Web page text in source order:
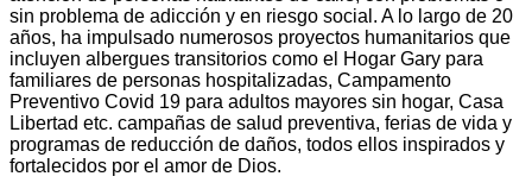
sin problema de adicción y en riesgo social. A lo largo de 20
años, ha impulsado numerosos proyectos humanitarios que
incluyen albergues transitorios como el Hogar Gary para
familiares de personas hospitalizadas, Campamento
Preventivo Covid 19 para adultos mayores sin hogar, Casa
Libertad etc. campañas de salud preventiva, ferias de vida y
programas de reducción de daños, todos ellos inspirados y
fortalecidos por el amor de Dios.